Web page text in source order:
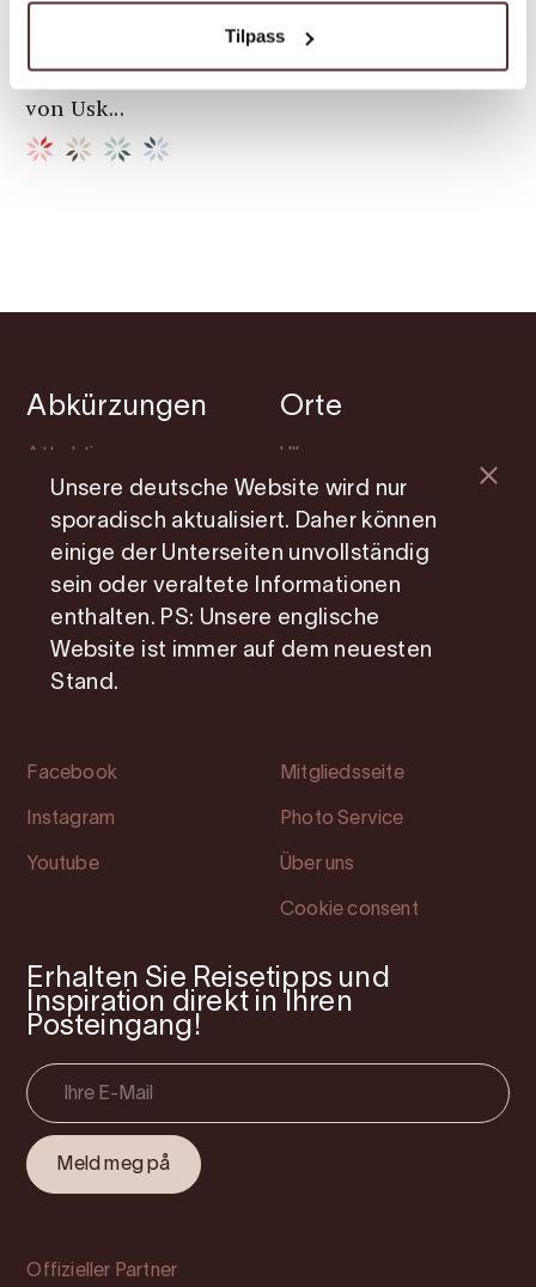
Tilpass
übernachten Sie in einem restaurierten
Bauernhof mit Panoramablick auf den Fjord,
die mächtigen Rosendalsalpen und die Gipfel
von Usk...
Unsere deutsche Website wird nur
sporadisch aktualisiert. Daher können
einige der Unterseiten unvollständig
sein oder veraltete Informationen
enthalten. PS: Unsere englische
Website ist immer auf dem neuesten
Stand.
Abkürzungen
Veranstaltungen
Lerne Hardanger
kennen
Planung
Orte
Eidfjord
Kvam
Facebook
Instagram
Youtube
Mitgliedsseite
Photo Service
Über uns
Cookie consent
Erhalten Sie Reisetipps und
Inspiration direkt in Ihren
Posteingang!
Offizieller Partner